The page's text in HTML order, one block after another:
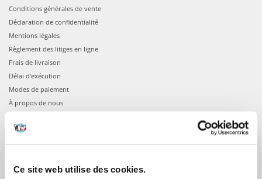
Ce site web utilise des cookies.
Conditions générales de vente
Déclaration de confidentialité
Mentions légales
Règlement des litiges en ligne
Frais de livraison
Délai d'exécution
Modes de paiement
À propos de nous
COMMANDES
Connexion à votre compte